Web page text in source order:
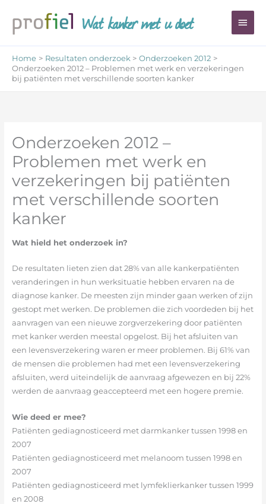
naar
inhoud
Wat kanker met u doet
Home Resultaten onderzoek
Onderzoeken 2012
Onderzoeken 2012 – Problemen met werk en verzekeringen
bij patiënten met verschillende soorten kanker
Onderzoeken 2012 –
Problemen met werk en
verzekeringen bij patiënten
met verschillende soorten
kanker
Wat hield het onderzoek in?
De resultaten lieten zien dat 28% van alle kankerpatiënten
veranderingen in hun werksituatie hebben ervaren na de
diagnose kanker. De meesten zijn minder gaan werken of zijn
gestopt met werken. De problemen die zich voordeden bij het
aanvragen van een nieuwe zorgverzekering door patiënten
met kanker werden meestal opgelost. Bij het afsluiten van
een levensverzekering waren er meer problemen. Bij 61% van
de mensen die problemen had met een levensverzekering
afsluiten, werd uiteindelijk de aanvraag afgewezen en bij 22%
werden de aanvraag geaccepteerd met een hogere premie.
Wie deed er mee?
Patiënten gediagnosticeerd met darmkanker tussen 1998 en
2007
Patiënten gediagnosticeerd met melanoom tussen 1998 en
2007
Patiënten gediagnosticeerd met lymfeklierkanker tussen 1999
en 2008